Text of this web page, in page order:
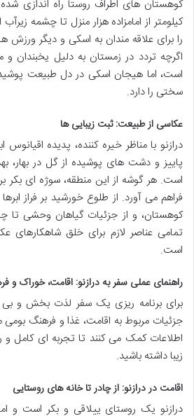
کوهستان های اطراف روستا راه اندازی
کیلومتر از امامزاده هزار منزل تا چشمه
را برای علاقه مندان به اسکی و دیگر ورزش
اگرچه تردد در زمستان به دلیل یخبندان
است، اما هیجان اسکی در دل طبیعت
سختی را دارد.
عکاسی از طبیعت: ثبت زیبایی ها
درازنو با مناظر خیره کننده، پدیده
پاییز و دشت های پوشیده از گل در بهار،
است. هر گوشه از این منطقه، سوژه ای بکر
فراهم می آورد. از طلوع خورشید بر فراز
کوهستان، و از جزئیات گیاهان وحشی تا
تمامی عناصر لازم برای خلق شاهکارهای
است.
راهنمای عملی سفر به درازنو: اقامت، خوراک و
برای برنامه ریزی یک سفر لذت بخش و بی
جزئیات مربوط به اقامت، غذا و فرهنگ
اطلاعات کمک می کنند تا تجربه ای کامل
زیبا داشته باشید.
اقامت در درازنو: از چادر تا خانه های روستایی
درازنو یک روستای ییلاقی و بکر است و